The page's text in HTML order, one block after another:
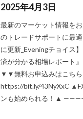
2025年4月3日
最新のマーケット情報を
のトレードサポートに最
に更新_Eveningチョイス
済が分かる相場レポー
▼▼無料お申込みはこち
https://bit.ly/43NyXxC
ンも始められる！▲